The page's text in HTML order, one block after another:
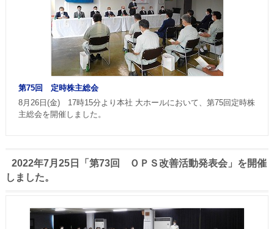
第75回 定時株主総会
8月26日(金) 17時15分より本社 大ホールにおいて、第75回定時株
主総会を開催しました。
2022年7月25日「第73回 ＯＰＳ改善活動発表会」を開催
しました。